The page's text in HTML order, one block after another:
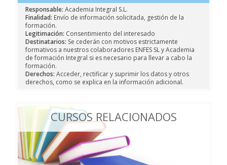
Responsable: Academia Integral S.L.
Finalidad: Envío de información solicitada, gestión de la
formación.
Legitimación: Consentimiento del interesado
Destinatarios: Se cederán con motivos estrictamente
formativos a nuestros colaboradores ENFES SL y Academia
de formación Integral si es necesario para llevar a cabo la
formación.
Derechos: Acceder, rectificar y suprimir los datos y otros
derechos, como se explica en la información adicional.
CURSOS RELACIONADOS